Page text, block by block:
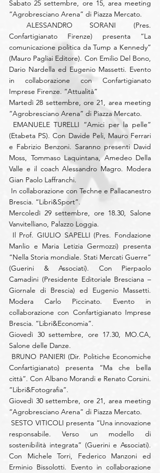
Sabato 25 settembre, ore 15, area meeting
“Agrobresciano Arena” di Piazza Mercato.
Confartigianato Firenze) presenta “La
comunicazione politica da Tump a Kennedy”
(Mauro Pagliai Editore). Con Emilio Del Bono,
Dario Nardella ed Eugenio Massetti. Evento
in collaborazione con Confartigianato
Imprese Firenze. “Attualità”
Martedì 28 settembre, ore 21, area meeting
“Agrobresciano Arena” di Piazza Mercato.
(Etabeta PS). Con Davide Peli, Mauro Ferrari
e Fabrizio Benzoni. Saranno presenti David
Moss, Tommaso Laquintana, Amedeo Della
Valle e il coach Alessandro Magro. Modera
Gian Paolo Laffranchi.
Brescia. “Libri&Sport”.
Mercoledì 29 settembre, ore 18.30, Salone
Vanvitelliano, Palazzo Loggia.
Manlio e Maria Letizia Germozzi) presenta
“Nella Storia mondiale. Stati Mercati Guerre”
(Guerini & Associati). Con Pierpaolo
Camadini (Presidente Editoriale Bresciana –
Giornale di Brescia) ed Eugenio Massetti.
Modera Carlo Piccinato. Evento in
collaborazione con Confartigianato Imprese
Brescia. “Libri&Economia”.
Giovedì 30 settembre, ore 17.30, MO.CA,
Salone delle Danze.
Confartigianato) presenta “Ma che bella
città”. Con Albano Morandi e Renato Corsini.
“Libri&Fotografia”.
Giovedì 30 settembre, ore 21, area meeting
“Agrobresciano Arena” di Piazza Mercato.
responsabile. Verso un modello di
sostenibilità integrata” (Guerini e Associati).
Con Michele Torri, Federico Manzoni ed
Erminio Bissolotti. Evento in collaborazione